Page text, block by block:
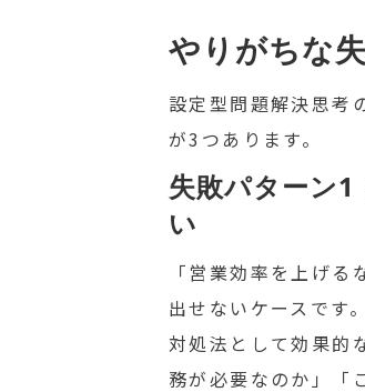
やりがちな
設定型問題解決思考
が3つあります。
失敗パターン
い
「営業効率を上げ
出せないケースです
対処法として効果的
務が必要なのか」「